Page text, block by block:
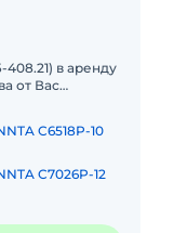
в аренду
от Вас
C6518P-10
C7026P-12